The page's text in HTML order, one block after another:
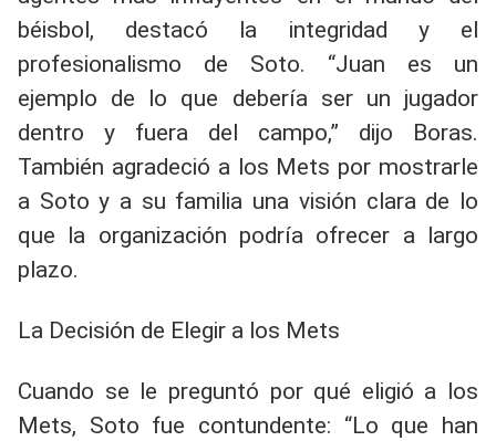
béisbol, destacó la integridad y el
profesionalismo de Soto. “Juan es un
ejemplo de lo que debería ser un jugador
dentro y fuera del campo,” dijo Boras.
También agradeció a los Mets por mostrarle
a Soto y a su familia una visión clara de lo
que la organización podría ofrecer a largo
plazo.
La Decisión de Elegir a los Mets
Cuando se le preguntó por qué eligió a los
Mets, Soto fue contundente: “Lo que han